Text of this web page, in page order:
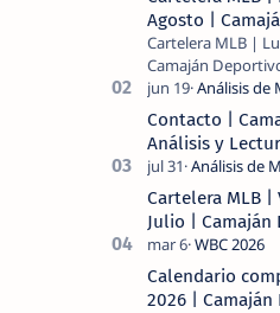
Agosto |
Cartelera MLB |
Camaján Deportivo ⚾
Contacto |
Análisis y
Cartelera MLB |
Julio | Camaján
Calendario
2026 |